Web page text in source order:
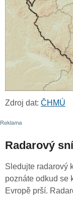
Zdroj dat: ČHMÚ
Radarový
Sledujte radarový
poznáte odkud se
Evropě prší.